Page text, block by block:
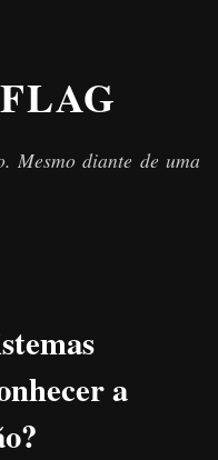
Mesmo diante de uma
a